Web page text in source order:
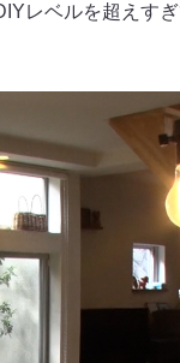
レベルを超え